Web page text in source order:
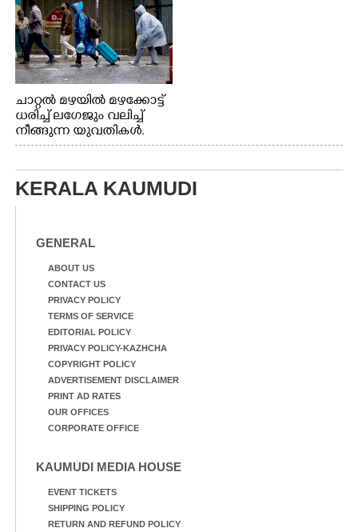
ചാറ്റൽ മഴയിൽ മഴക്കോട്ട്
ധരിച്ച് ലഗേജും വലിച്ച്
നീങ്ങുന്ന യുവതികൾ.
എറണാകുളം മേനകയിൽ
KERALA KAUMUDI
GENERAL
ABOUT US
CONTACT US
PRIVACY POLICY
TERMS OF SERVICE
EDITORIAL POLICY
PRIVACY POLICY-KAZHCHA
COPYRIGHT POLICY
ADVERTISEMENT DISCLAIMER
PRINT AD RATES
OUR OFFICES
CORPORATE OFFICE
KAUMUDI MEDIA HOUSE
EVENT TICKETS
SHIPPING POLICY
RETURN AND REFUND POLICY